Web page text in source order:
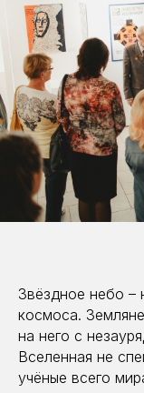
Звёздное небо –
космоса.
на него с
Вселенная не
учёные всего